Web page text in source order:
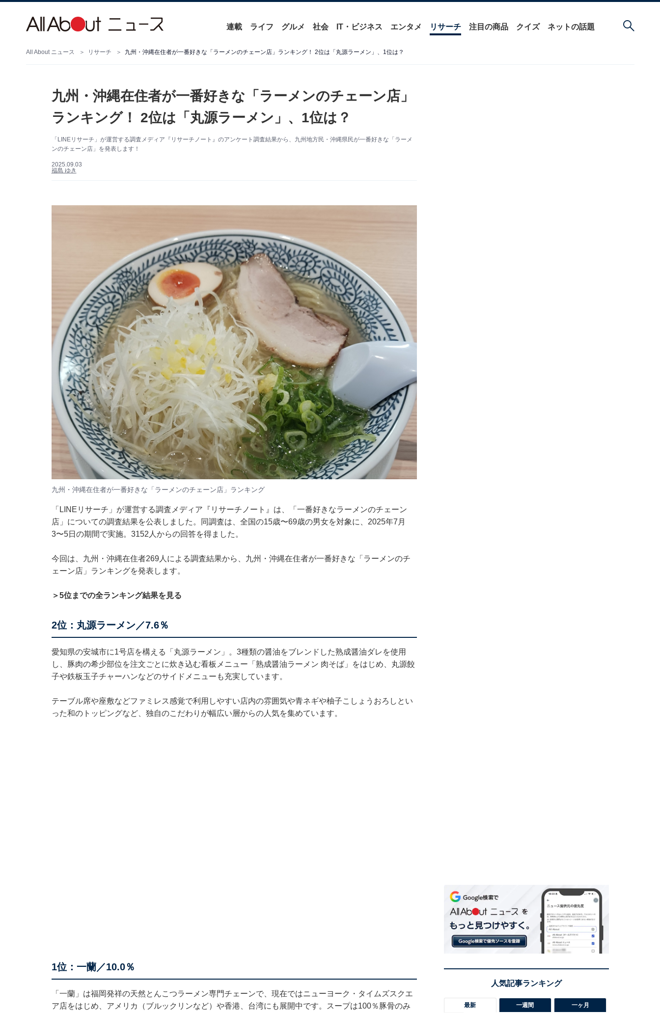
連載 ライフ グルメ 社会 IT・ビジネス エンタメ リサーチ 注目の商品 クイズ ネットの話題
All About ニュース リサーチ 九州・沖縄在住者が一番好きな「ラーメンのチェーン店」ランキング！ 2位は「丸源ラーメン」、1位は？
九州・沖縄在住者が一番好きな「ラーメンのチェーン店」
ランキング！ 2位は「丸源ラーメン」、1位は？
「LINEリサーチ」が運営する調査メディア『リサーチノート』のアンケート調査結果から、九州地方民・沖縄県民が一番好きな「ラーメ
ンのチェーン店」を発表します！
2025.09.03
福島 ゆき
九州・沖縄在住者が一番好きな「ラーメンのチェーン店」ランキング
「LINEリサーチ」が運営する調査メディア『リサーチノート』は、「一番好きなラーメンのチェーン
店」についての調査結果を公表しました。同調査は、全国の15歳〜69歳の男女を対象に、2025年7月
3〜5日の期間で実施。3152人からの回答を得ました。
今回は、九州・沖縄在住者269人による調査結果から、九州・沖縄在住者が一番好きな「ラーメンのチ
ェーン店」ランキングを発表します。
＞5位までの全ランキング結果を見る
2位：丸源ラーメン／7.6％
愛知県の安城市に1号店を構える「丸源ラーメン」。3種類の醤油をブレンドした熟成醤油ダレを使用
し、豚肉の希少部位を注文ごとに炊き込む看板メニュー「熟成醤油ラーメン 肉そば」をはじめ、丸源餃
子や鉄板玉子チャーハンなどのサイドメニューも充実しています。
テーブル席や座敷などファミレス感覚で利用しやすい店内の雰囲気や青ネギや柚子こしょうおろしとい
った和のトッピングなど、独自のこだわりが幅広い層からの人気を集めています。
1位：一蘭／10.0％
「一蘭」は福岡発祥の天然とんこつラーメン専門チェーンで、現在ではニューヨーク・タイムズスクエ
ア店をはじめ、アメリカ（ブルックリンなど）や香港、台湾にも展開中です。スープは100％豚骨のみ
最新 一週間 一ヶ月